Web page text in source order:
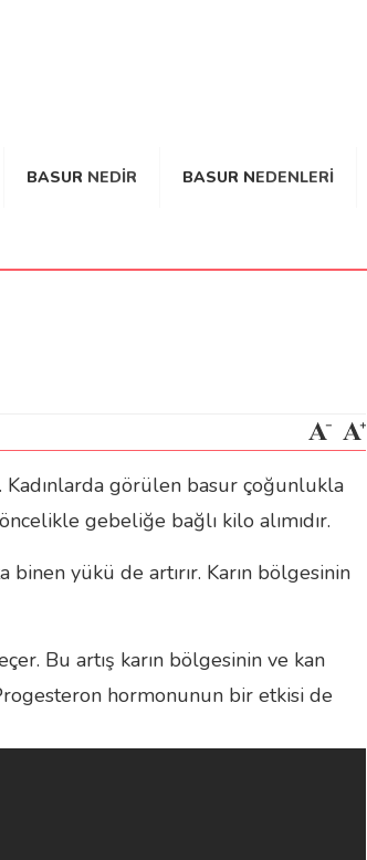
BASUR NEDIR BASUR NEDENLERI
Kadınlarda görülen basur çoğunlukla
gebeliğe bağlı kilo alımıdır.
binen yükü de artırır. Karın bölgesinin
Bu artış karın bölgesinin ve kan
hormonunun bir etkisi de